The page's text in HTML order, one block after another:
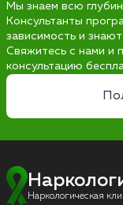
Мы знаем всю
Консультанты
зависимость и
Свяжитесь с нами и
консультацию
Наркологическая